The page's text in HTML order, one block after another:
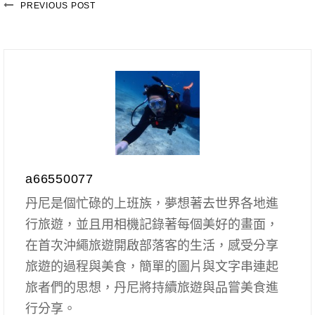
PREVIOUS POST
a66550077
丹尼是個忙碌的上班族，夢想著去世界各地進
行旅遊，並且用相機記錄著每個美好的畫面，
在首次沖繩旅遊開啟部落客的生活，感受分享
旅遊的過程與美食，簡單的圖片與文字串連起
旅者們的思想，丹尼將持續旅遊與品嘗美食進
行分享。